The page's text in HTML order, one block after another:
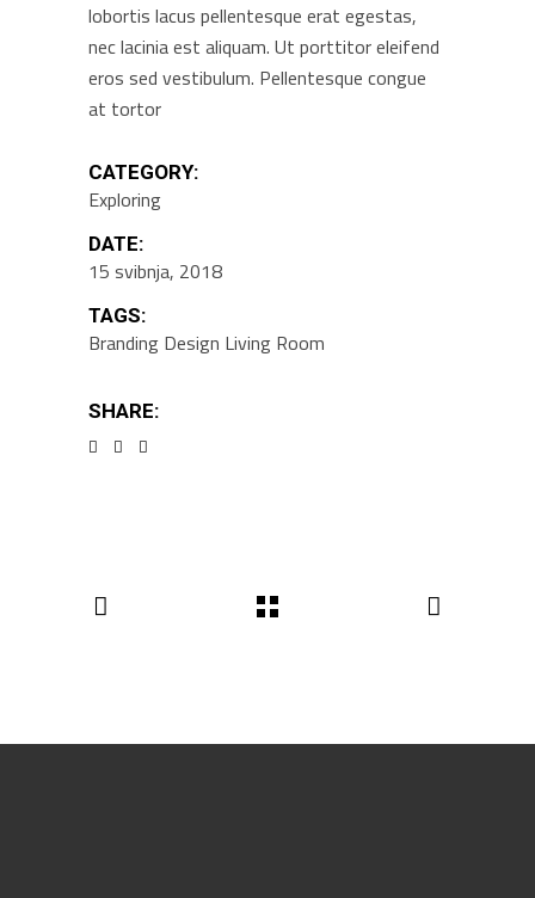
lobortis lacus pellentesque erat egestas,
nec lacinia est aliquam. Ut porttitor eleifend
eros sed vestibulum. Pellentesque congue
at tortor
CATEGORY:
Exploring
DATE:
15 svibnja, 2018
TAGS:
Branding Design Living Room
SHARE: